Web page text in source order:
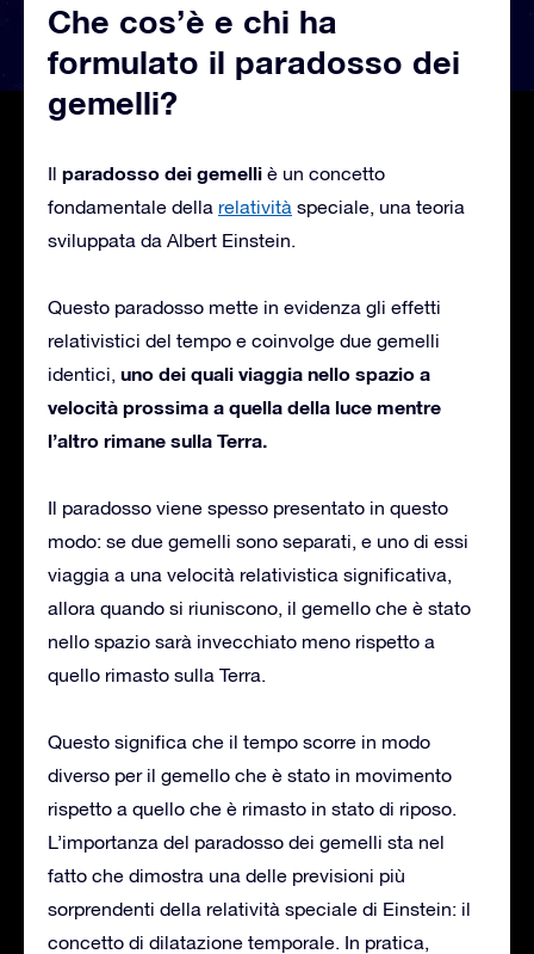
Che cos’è e chi ha
formulato il paradosso dei
gemelli?
Il paradosso dei gemelli è un concetto
fondamentale della relatività speciale, una teoria
sviluppata da Albert Einstein.
Questo paradosso mette in evidenza gli effetti
relativistici del tempo e coinvolge due gemelli
identici, uno dei quali viaggia nello spazio a
velocità prossima a quella della luce mentre
l’altro rimane sulla Terra.
Il paradosso viene spesso presentato in questo
modo: se due gemelli sono separati, e uno di essi
viaggia a una velocità relativistica significativa,
allora quando si riuniscono, il gemello che è stato
nello spazio sarà invecchiato meno rispetto a
quello rimasto sulla Terra.
Questo significa che il tempo scorre in modo
diverso per il gemello che è stato in movimento
rispetto a quello che è rimasto in stato di riposo.
L’importanza del paradosso dei gemelli sta nel
fatto che dimostra una delle previsioni più
sorprendenti della relatività speciale di Einstein: il
concetto di dilatazione temporale. In pratica,